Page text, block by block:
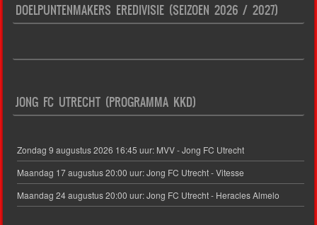
DOELPUNTENMAKERS EREDIVISIE (SEIZOEN 2026 / 2027)
JONG FC UTRECHT (PROGRAMMA KKD)
Zondag 9 augustus 2026 16:45 uur: MVV - Jong FC Utrecht
Maandag 17 augustus 20:00 uur: Jong FC Utrecht - Vitesse
Maandag 24 augustus 20:00 uur: Jong FC Utrecht - Heracles Almelo